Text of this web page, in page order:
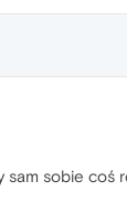
sam sobie coś